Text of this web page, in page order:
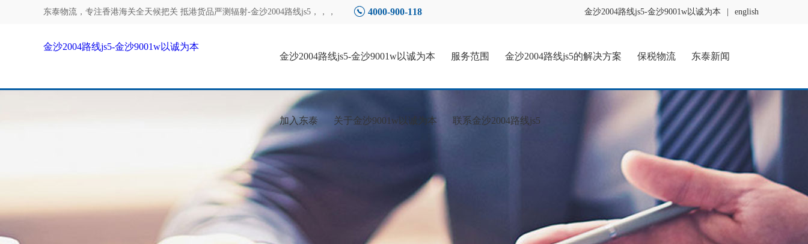
东泰物流，专注香港海关全天候把关 抵港货品严测辐射-金沙2004路线js5 ，，， 4000-900-118 金沙2004路线js5-金沙9001w以诚为本 english
金沙2004路线js5-金沙9001w以诚为本
金沙2004路线js5-金沙9001w以诚为本
服务范围 金沙2004路线js5的解决方案 保税物流 东泰新闻
加入东泰 关于金沙9001w以诚为本 联系金沙2004路线js5